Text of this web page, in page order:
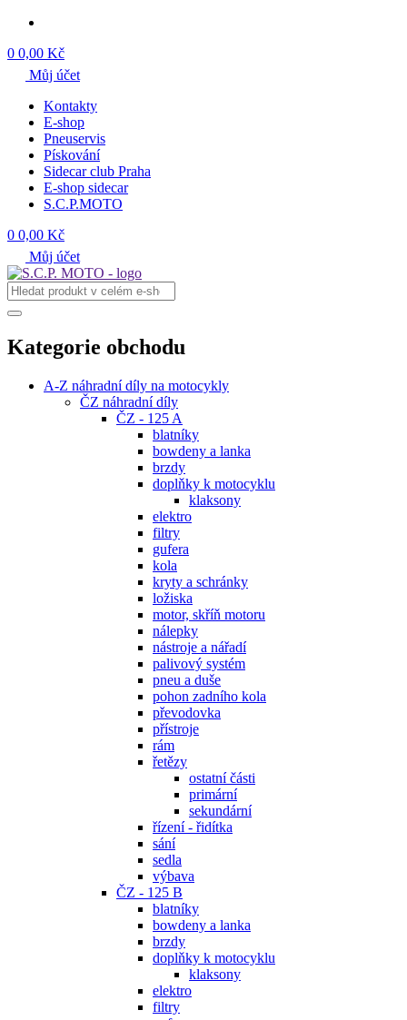
0 0,00 Kč
Můj účet
Kontakty
E-shop
Pneuservis
Pískování
Sidecar club Praha
E-shop sidecar
S.C.P.MOTO
0 0,00 Kč
Můj účet
Kategorie obchodu
A-Z náhradní díly na motocykly
ČZ náhradní díly
ČZ - 125 A
blatníky
bowdeny a lanka
brzdy
doplňky k motocyklu
klaksony
elektro
filtry
gufera
kola
kryty a schránky
ložiska
motor, skříň motoru
nálepky
nástroje a nářadí
palivový systém
pneu a duše
pohon zadního kola
převodovka
přístroje
rám
řetězy
ostatní části
primární
sekundární
řízení - řidítka
sání
sedla
výbava
ČZ - 125 B
blatníky
bowdeny a lanka
brzdy
doplňky k motocyklu
klaksony
elektro
filtry